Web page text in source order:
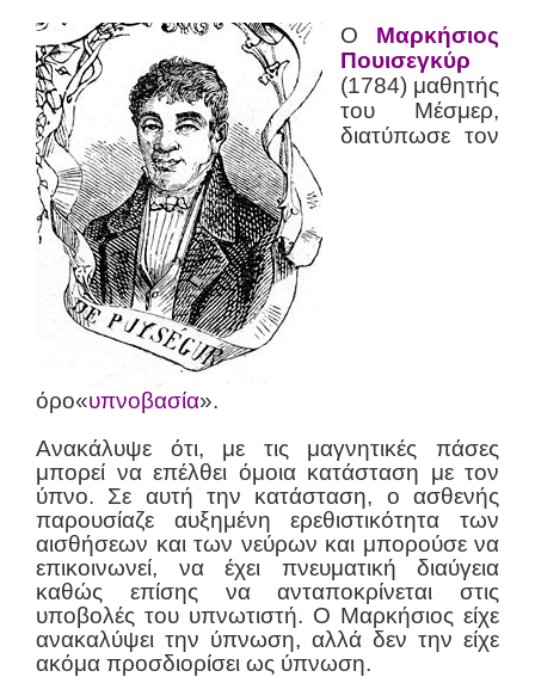
Ο Μαρκήσιος
Πουισεγκύρ
(1784) μαθητής
του Μέσμερ,
διατύπωσε τον
όρο«υπνοβασία».
Ανακάλυψε ότι, με τις μαγνητικές πάσες
μπορεί να επέλθει όμοια κατάσταση με τον
ύπνο. Σε αυτή την κατάσταση, ο ασθενής
παρουσίαζε αυξημένη ερεθιστικότητα των
αισθήσεων και των νεύρων και μπορούσε να
επικοινωνεί, να έχει πνευματική διαύγεια
καθώς επίσης να ανταποκρίνεται στις
υποβολές του υπνωτιστή. Ο Μαρκήσιος είχε
ανακαλύψει την ύπνωση, αλλά δεν την είχε
ακόμα προσδιορίσει ως ύπνωση.